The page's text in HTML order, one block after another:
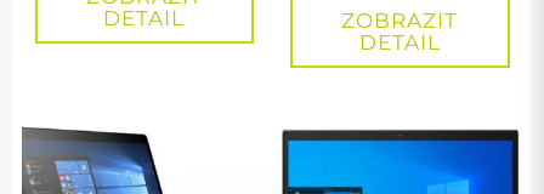
DETAIL
Windows 11 PRO
ZOBRAZIT
DETAIL